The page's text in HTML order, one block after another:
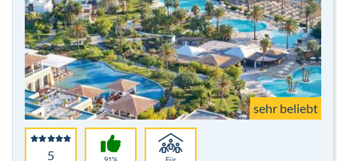
5
Sterne
91%
Empfehlung
Für
Alle
Highlights:
Wellness
Clubanlage
Kulinarik
Hotelbeschreibung
7 Nächte
All Inclusive
p. P.